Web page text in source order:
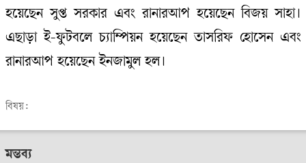
হয়েছেন সুপ্ত সরকার এবং রানারআপ হয়েছেন বিজয় সাহা।
এছাড়া ই-ফুটবলে চ্যাম্পিয়ন হয়েছেন তাসরিফ হোসেন এবং
রানারআপ হয়েছেন ইনজামুল হল।
বিষয়:
মন্তব্য